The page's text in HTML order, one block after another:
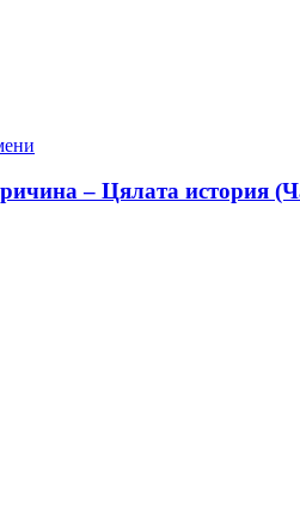
– Цялата история